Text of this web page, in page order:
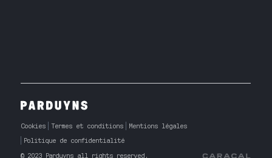
Cookies Termes et conditions
Mentions légales
Politique de confidentialité
© 2023 Parduyns all rights reserved.